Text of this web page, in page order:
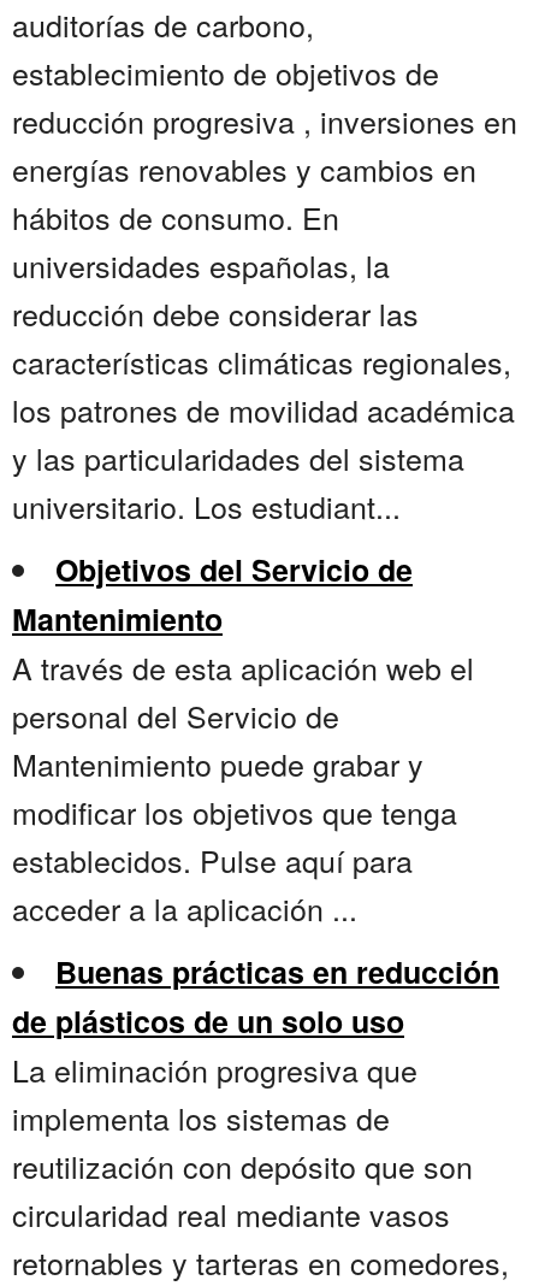
auditorías de carbono,
establecimiento de objetivos de
reducción progresiva , inversiones en
energías renovables y cambios en
hábitos de consumo. En
universidades españolas, la
reducción debe considerar las
características climáticas regionales,
los patrones de movilidad académica
y las particularidades del sistema
universitario. Los estudiant...
Objetivos del Servicio de
Mantenimiento
A través de esta aplicación web el
personal del Servicio de
Mantenimiento puede grabar y
modificar los objetivos que tenga
establecidos. Pulse aquí para
acceder a la aplicación ...
Buenas prácticas en reducción
de plásticos de un solo uso
La eliminación progresiva que
implementa los sistemas de
reutilización con depósito que son
circularidad real mediante vasos
retornables y tarteras en comedores,